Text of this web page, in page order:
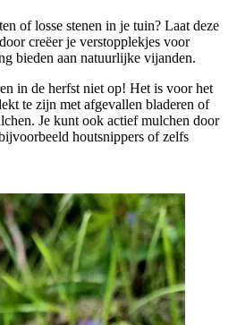
of losse stenen in je tuin? Laat deze
creëer je verstopplekjes voor
bieden aan natuurlijke vijanden.
in de herfst niet op! Het is voor het
te zijn met afgevallen bladeren of
Je kunt ook actief mulchen door
houtsnippers of zelfs